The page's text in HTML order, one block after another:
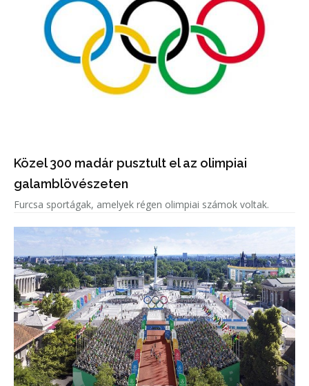
Közel 300 madár pusztult el az olimpiai
galamblövészeten
Furcsa sportágak, amelyek régen olimpiai számok voltak.